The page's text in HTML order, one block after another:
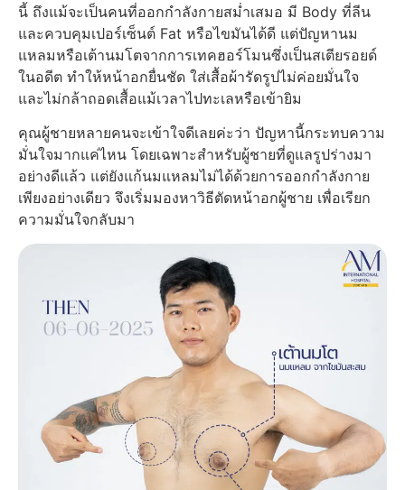
นี้ ถึงแม้จะเป็นคนที่ออกกำลังกายสม่ำเสมอ มี Body ที่ลีน
และควบคุมเปอร์เซ็นต์ Fat หรือไขมันได้ดี แต่ปัญหานม
แหลมหรือเต้านมโตจากการเทคฮอร์โมนซึ่งเป็นสเตียรอยด์
ในอดีต ทำให้หน้าอกยื่นชัด ใส่เสื้อผ้ารัดรูปไม่ค่อยมั่นใจ
และไม่กล้าถอดเสื้อแม้เวลาไปทะเลหรือเข้ายิม
คุณผู้ชายหลายคนจะเข้าใจดีเลยค่ะว่า ปัญหานี้กระทบความ
มั่นใจมากแค่ไหน โดยเฉพาะสำหรับผู้ชายที่ดูแลรูปร่างมา
อย่างดีแล้ว แต่ยังแก้นมแหลมไม่ได้ด้วยการออกกำลังกาย
เพียงอย่างเดียว จึงเริ่มมองหาวิธีตัดหน้าอกผู้ชาย เพื่อเรียก
ความมั่นใจกลับมา